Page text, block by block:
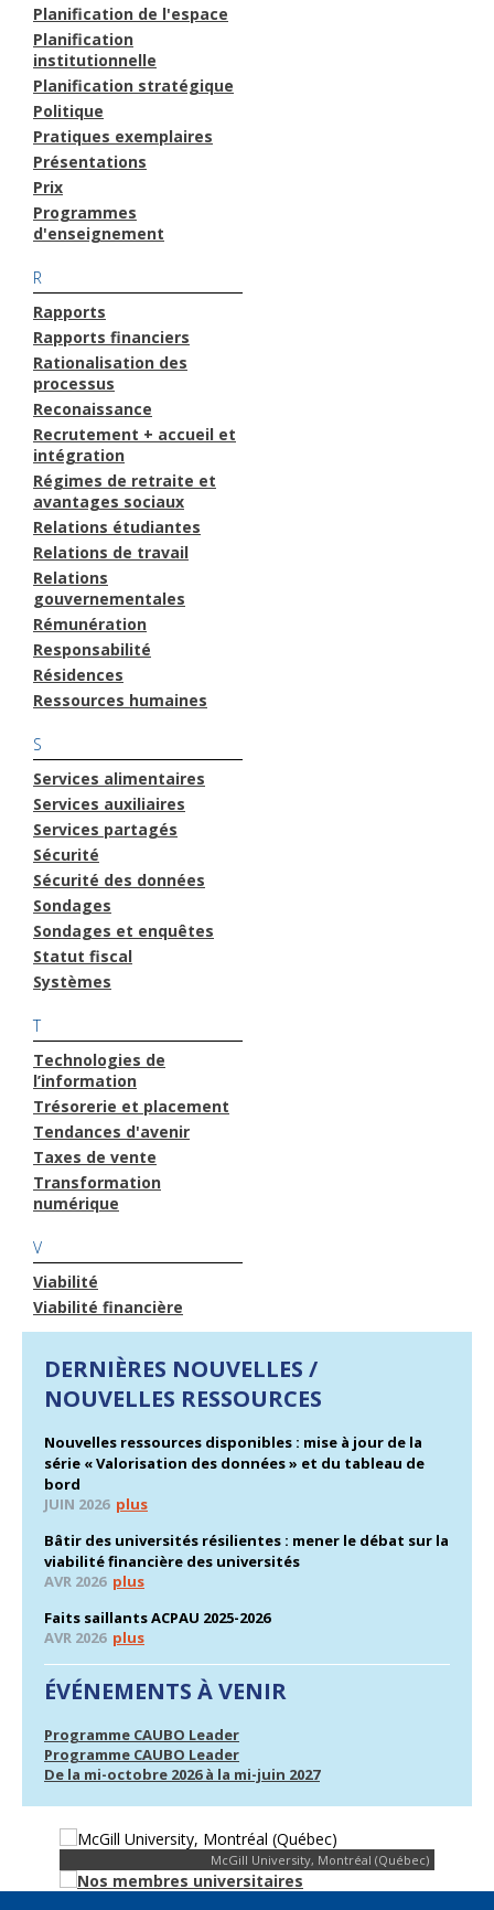
Planification de l'espace
Planification
institutionnelle
Planification stratégique
Politique
Pratiques exemplaires
Présentations
Prix
Programmes
d'enseignement
R
Rapports
Rapports financiers
Rationalisation des
processus
Reconaissance
Recrutement + accueil et
intégration
Régimes de retraite et
avantages sociaux
Relations étudiantes
Relations de travail
Relations
gouvernementales
Rémunération
Responsabilité
Résidences
Ressources humaines
S
Services alimentaires
Services auxiliaires
Services partagés
Sécurité
Sécurité des données
Sondages
Sondages et enquêtes
Statut fiscal
Systèmes
T
Technologies de
l’information
Trésorerie et placement
Tendances d'avenir
Taxes de vente
Transformation
numérique
V
Viabilité
Viabilité financière
DERNIÈRES NOUVELLES /
NOUVELLES RESSOURCES
Nouvelles ressources disponibles : mise à jour de la
série « Valorisation des données » et du tableau de
bord
JUIN 2026 plus
Bâtir des universités résilientes : mener le débat sur la
viabilité financière des universités
AVR 2026 plus
Faits saillants ACPAU 2025-2026
AVR 2026 plus
ÉVÉNEMENTS À VENIR
Programme CAUBO Leader
Programme CAUBO Leader
De la mi-octobre 2026 à la mi-juin 2027
McGill University, Montréal (Québec)